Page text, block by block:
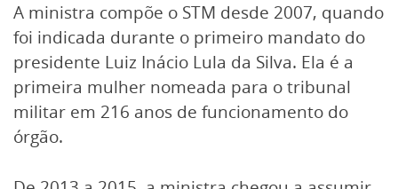
A ministra compõe o STM desde 2007, quando
foi indicada durante o primeiro mandato do
presidente Luiz Inácio Lula da Silva. Ela é a
primeira mulher nomeada para o tribunal
militar em 216 anos de funcionamento do
órgão.